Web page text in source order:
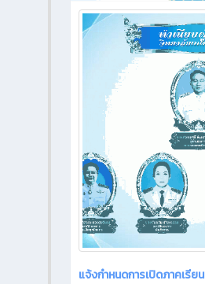
แจ้งกำหนดการเปิดภาคเรียน